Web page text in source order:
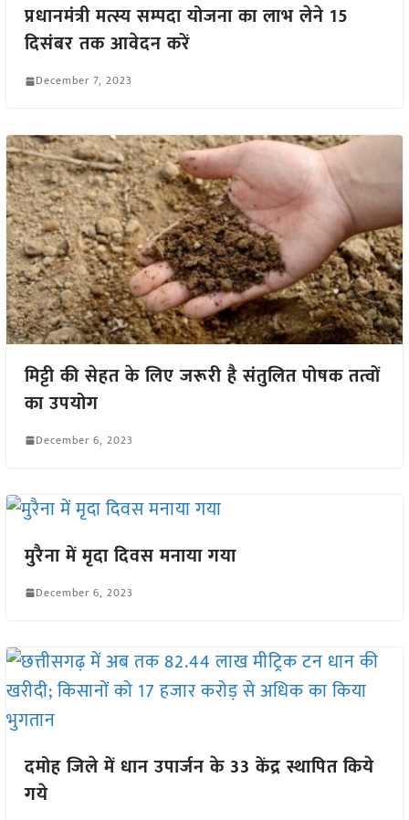
प्रधानमंत्री मत्स्य सम्पदा योजना का लाभ लेने 15
दिसंबर तक आवेदन करें
December 7, 2023
मिट्टी की सेहत के लिए जरूरी है संतुलित पोषक तत्वों
का उपयोग
December 6, 2023
मुरैना में मृदा दिवस मनाया गया
December 6, 2023
दमोह जिले में धान उपार्जन के 33 केंद्र स्थापित किये
गये